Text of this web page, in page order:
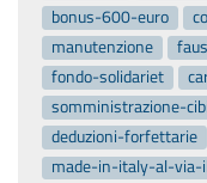
bonus-600-euro
manutenzione
fondo-solidariet
somministrazione-
deduzioni-forfettarie
made-in-italy-al-